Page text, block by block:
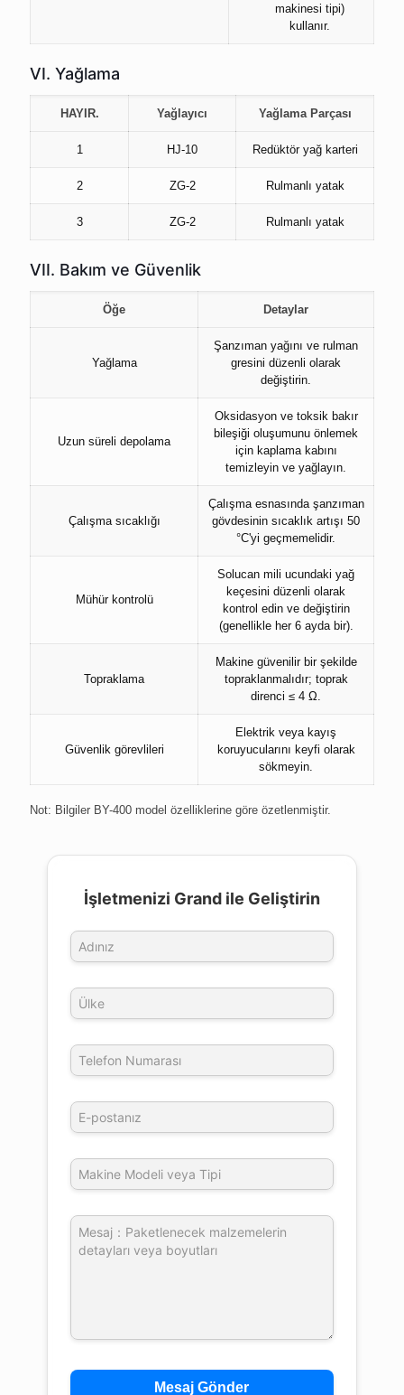
makinesi tipi)
kullanır.
VI. Yağlama
HAYIR. Yağlayıcı Yağlama Parçası
1 HJ-10 Redüktör yağ karteri
2 ZG-2 Rulmanlı yatak
3 ZG-2 Rulmanlı yatak
VII. Bakım ve Güvenlik
Öğe Detaylar
Yağlama
Şanzıman yağını ve rulman
gresini düzenli olarak
değiştirin.
Uzun süreli depolama
Oksidasyon ve toksik bakır
bileşiği oluşumunu önlemek
için kaplama kabını
temizleyin ve yağlayın.
Çalışma sıcaklığı
Çalışma esnasında şanzıman
gövdesinin sıcaklık artışı 50
°C'yi geçmemelidir.
Mühür kontrolü
Solucan mili ucundaki yağ
keçesini düzenli olarak
kontrol edin ve değiştirin
(genellikle her 6 ayda bir).
Topraklama
Makine güvenilir bir şekilde
topraklanmalıdır; toprak
direnci ≤ 4 Ω.
Güvenlik görevlileri
Elektrik veya kayış
koruyucularını keyfi olarak
sökmeyin.
Not: Bilgiler BY-400 model özelliklerine göre özetlenmiştir.
İşletmenizi Grand ile Geliştirin